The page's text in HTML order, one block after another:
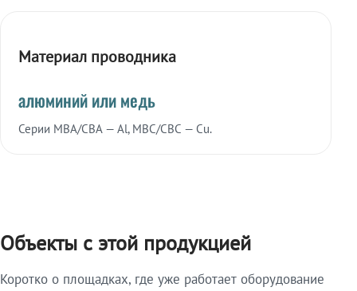
Материал проводника
алюминий или медь
Серии МВА/СВА — Al, МВС/СВС — Cu.
Объекты с этой продукцией
Коротко о площадках, где уже работает оборудование